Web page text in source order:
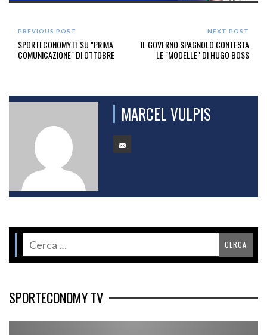
PREVIOUS POST
SPORTECONOMY.IT SU "PRIMA
COMUNICAZIONE" DI OTTOBRE
NEXT POST
IL GOVERNO SPAGNOLO CONTESTA
LE "MODELLE" DI HUGO BOSS
MARCEL VULPIS
SPORTECONOMY TV